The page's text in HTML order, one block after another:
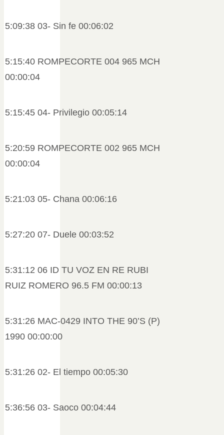
5:09:38 03- Sin fe 00:06:02
5:15:40 ROMPECORTE 004 965 MCH
00:00:04
5:15:45 04- Privilegio 00:05:14
5:20:59 ROMPECORTE 002 965 MCH
00:00:04
5:21:03 05- Chana 00:06:16
5:27:20 07- Duele 00:03:52
5:31:12 06 ID TU VOZ EN RE RUBI
RUIZ ROMERO 96.5 FM 00:00:13
5:31:26 MAC-0429 INTO THE 90’S (P)
1990 00:00:00
5:31:26 02- El tiempo 00:05:30
5:36:56 03- Saoco 00:04:44